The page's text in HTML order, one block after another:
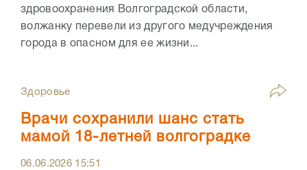
здровоохранения Волгоградской области,
волжанку перевели из другого медучреждения
города в опасном для ее жизни...
Здоровье
Врачи сохранили шанс стать
мамой 18-летней волгоградке
06.06.2026 15:51